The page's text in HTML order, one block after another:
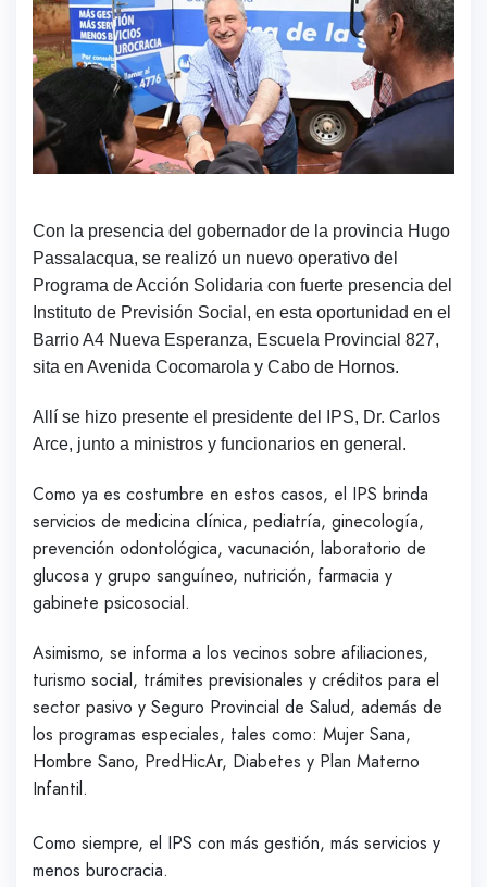
Con la presencia del gobernador de la provincia Hugo
Passalacqua, se realizó un nuevo operativo del
Programa de Acción Solidaria con fuerte presencia del
Instituto de Previsión Social, en esta oportunidad en el
Barrio A4 Nueva Esperanza, Escuela Provincial 827,
sita en Avenida Cocomarola y Cabo de Hornos.
Allí se hizo presente el presidente del IPS, Dr. Carlos
Arce, junto a ministros y funcionarios en general.
Como ya es costumbre en estos casos, el IPS brinda
servicios de medicina clínica, pediatría, ginecología,
prevención odontológica, vacunación, laboratorio de
glucosa y grupo sanguíneo, nutrición, farmacia y
gabinete psicosocial.
Asimismo, se informa a los vecinos sobre afiliaciones,
turismo social, trámites previsionales y créditos para el
sector pasivo y Seguro Provincial de Salud, además de
los programas especiales, tales como: Mujer Sana,
Hombre Sano, PredHicAr, Diabetes y Plan Materno
Infantil.
Como siempre, el IPS con más gestión, más servicios y
menos burocracia.